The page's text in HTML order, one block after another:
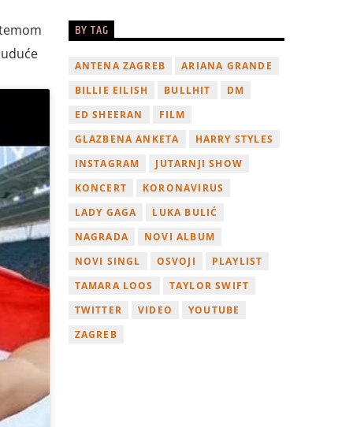
BY TAG
ANTENA ZAGREB
ARIANA GRANDE
BILLIE EILISH
BULLHIT
DM
ED SHEERAN
FILM
GLAZBENA ANKETA
HARRY STYLES
INSTAGRAM
JUTARNJI SHOW
KONCERT
KORONAVIRUS
LADY GAGA
LUKA BULIĆ
NAGRADA
NOVI ALBUM
NOVI SINGL
OSVOJI
PLAYLIST
TAMARA LOOS
TAYLOR SWIFT
TWITTER
VIDEO
YOUTUBE
ZAGREB